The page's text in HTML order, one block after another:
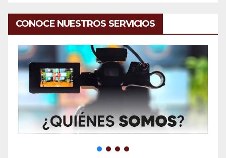
CONOCE NUESTROS SERVICIOS